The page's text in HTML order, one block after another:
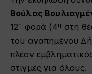
Βούλας
12η φορά (4η στη
του αγαπημένου
πλέον
στιγμές για όλους.